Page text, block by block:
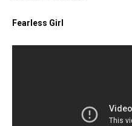
Fearless Girl